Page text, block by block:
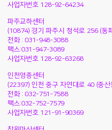
사업자번호 128-92-64234
파주교하센터
(10874) 경기 파주시 청석로 256 (동
전화 : 031-948-3088
팩스:031-947-3089
사업자번호 128-92-63268
인천영종센터
(22397) 인천 중구 자연대로 40 (중
전화 : 032-751-7588
팩스:032-752-7579
사업자번호 121-91-90369